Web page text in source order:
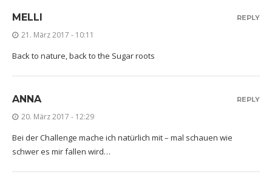
MELLI
21. März 2017 - 10:11
Back to nature, back to the Sugar roots
REPLY
ANNA
20. März 2017 - 12:29
Bei der Challenge mache ich natürlich mit – mal schauen wie
schwer es mir fallen wird…
REPLY